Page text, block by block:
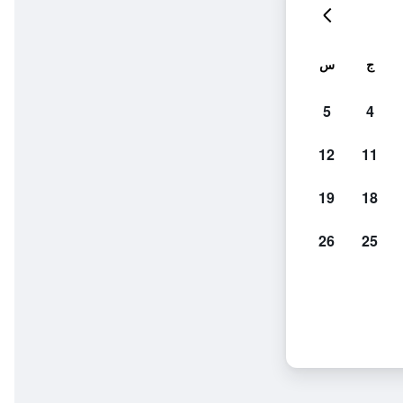
ج س
4
5
11
12
18
19
25
26